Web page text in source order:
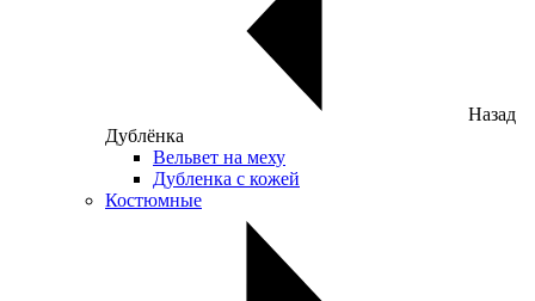
Назад
Дублёнка
Вельвет на меху
Дубленка с кожей
Костюмные